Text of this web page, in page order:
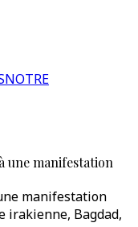
NOTRE
une manifestation
manifestation
irakienne, Bagdad,